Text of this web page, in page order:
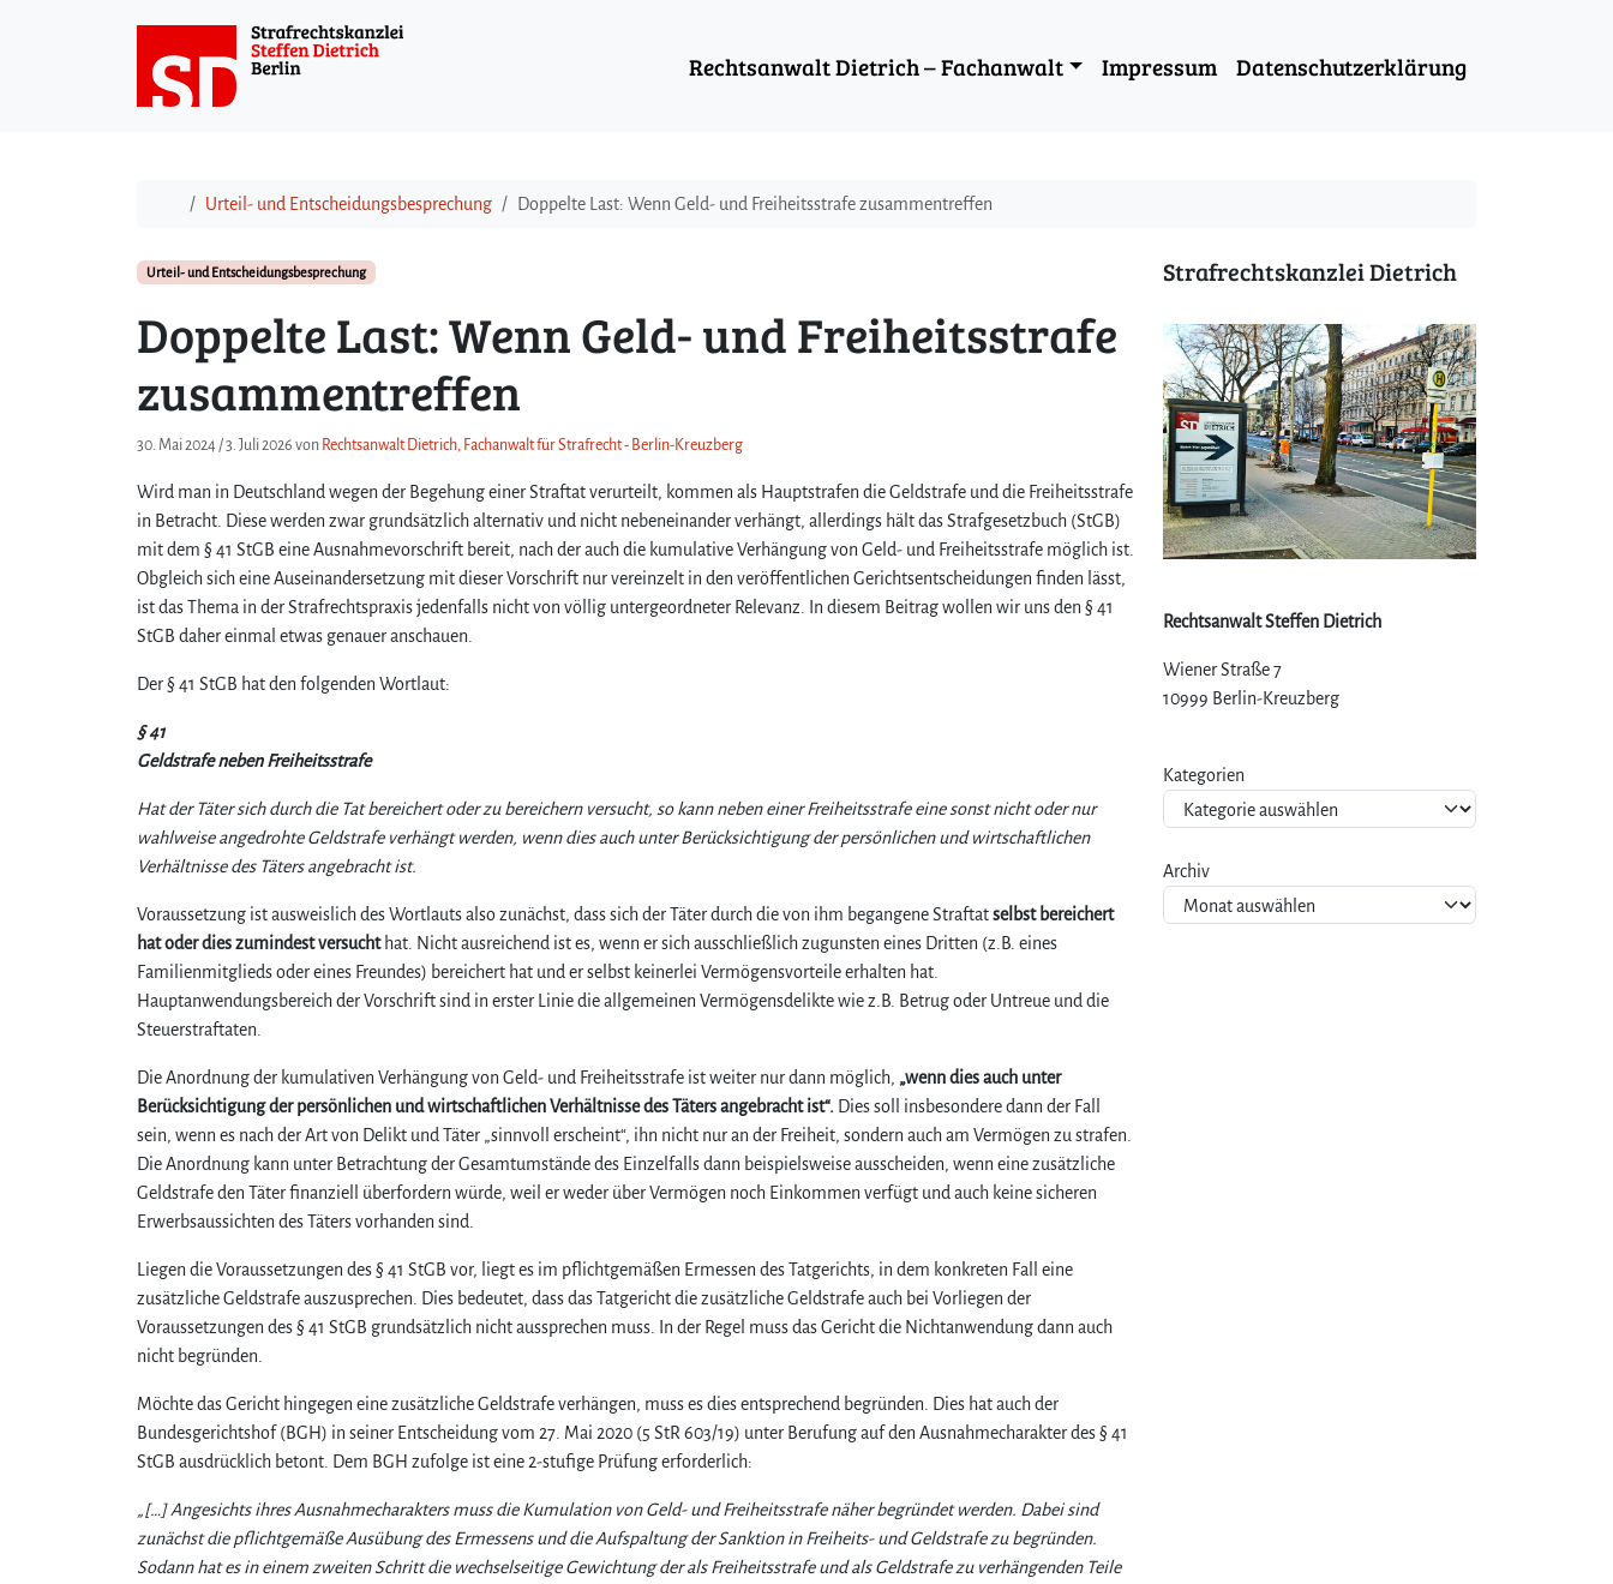
Rechtsanwalt Dietrich – Fachanwalt Impressum Datenschutzerklärung
StartUrteil- und Entscheidungsbesprechung Doppelte Last: Wenn Geld- und Freiheitsstrafe zusammentreffen
Urteil- und Entscheidungsbesprechung
Doppelte Last: Wenn Geld- und Freiheitsstrafe
zusammentreffen
30. Mai 2024 /3. Juli 2026 von Rechtsanwalt Dietrich, Fachanwalt für Strafrecht - Berlin-Kreuzberg
Wird man in Deutschland wegen der Begehung einer Straftat verurteilt, kommen als Hauptstrafen die Geldstrafe und die Freiheitsstrafe
in Betracht. Diese werden zwar grundsätzlich alternativ und nicht nebeneinander verhängt, allerdings hält das Strafgesetzbuch (StGB)
mit dem § 41 StGB eine Ausnahmevorschrift bereit, nach der auch die kumulative Verhängung von Geld- und Freiheitsstrafe möglich ist.
Obgleich sich eine Auseinandersetzung mit dieser Vorschrift nur vereinzelt in den veröffentlichen Gerichtsentscheidungen finden lässt,
ist das Thema in der Strafrechtspraxis jedenfalls nicht von völlig untergeordneter Relevanz. In diesem Beitrag wollen wir uns den § 41
StGB daher einmal etwas genauer anschauen.
Der § 41 StGB hat den folgenden Wortlaut:
§ 41
Geldstrafe neben Freiheitsstrafe
Hat der Täter sich durch die Tat bereichert oder zu bereichern versucht, so kann neben einer Freiheitsstrafe eine sonst nicht oder nur
wahlweise angedrohte Geldstrafe verhängt werden, wenn dies auch unter Berücksichtigung der persönlichen und wirtschaftlichen
Verhältnisse des Täters angebracht ist.
Voraussetzung ist ausweislich des Wortlauts also zunächst, dass sich der Täter durch die von ihm begangene Straftatselbst bereichert
hat oder dies zumindest versuchthat. Nicht ausreichend ist es, wenn er sich ausschließlich zugunsten eines Dritten (z.B. eines
Familienmitglieds oder eines Freundes) bereichert hat und er selbst keinerlei Vermögensvorteile erhalten hat.
Hauptanwendungsbereich der Vorschrift sind in erster Linie die allgemeinen Vermögensdelikte wie z.B. Betrug oder Untreue und die
Steuerstraftaten.
Die Anordnung der kumulativen Verhängung von Geld- und Freiheitsstrafe ist weiter nur dann möglich, „wenn dies auch unter
Berücksichtigung der persönlichen und wirtschaftlichen Verhältnisse des Täters angebracht ist“. Dies soll insbesondere dann der Fall
sein, wenn es nach der Art von Delikt und Täter „sinnvoll erscheint“, ihn nicht nur an der Freiheit, sondern auch am Vermögen zu strafen.
Die Anordnung kann unter Betrachtung der Gesamtumstände des Einzelfalls dann beispielsweise ausscheiden, wenn eine zusätzliche
Geldstrafe den Täter finanziell überfordern würde, weil er weder über Vermögen noch Einkommen verfügt und auch keine sicheren
Erwerbsaussichten des Täters vorhanden sind.
Liegen die Voraussetzungen des § 41 StGB vor, liegt es im pflichtgemäßen Ermessen des Tatgerichts, in dem konkreten Fall eine
zusätzliche Geldstrafe auszusprechen. Dies bedeutet, dass das Tatgericht die zusätzliche Geldstrafe auch bei Vorliegen der
Voraussetzungen des § 41 StGB grundsätzlich nicht aussprechen muss. In der Regel muss das Gericht die Nichtanwendung dann auch
nicht begründen.
Möchte das Gericht hingegen eine zusätzliche Geldstrafe verhängen, muss es dies entsprechend begründen. Dies hat auch der
Bundesgerichtshof (BGH) in seiner Entscheidung vom 27. Mai 2020 (5 StR 603/19) unter Berufung auf den Ausnahmecharakter des § 41
StGB ausdrücklich betont. Dem BGH zufolge ist eine 2-stufige Prüfung erforderlich:
„[…] Angesichts ihres Ausnahmecharakters muss die Kumulation von Geld- und Freiheitsstrafe näher begründet werden. Dabei sind
zunächst die pflichtgemäße Ausübung des Ermessens und die Aufspaltung der Sanktion in Freiheits- und Geldstrafe zu begründen.
Sodann hat es in einem zweiten Schritt die wechselseitige Gewichtung der als Freiheitsstrafe und als Geldstrafe zu verhängenden Teile
Strafrechtskanzlei Dietrich
Rechtsanwalt Steffen Dietrich
Wiener Straße 7
10999 Berlin-Kreuzberg
Kategorien
Archiv